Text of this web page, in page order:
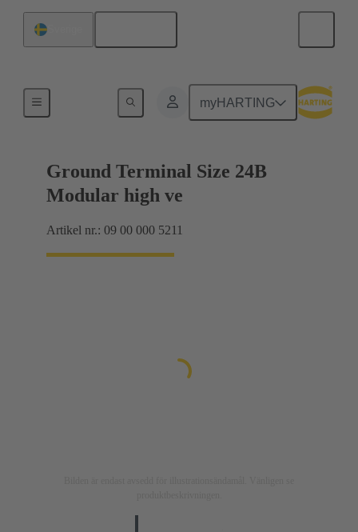
myHARTING
Ground Terminal Size 24B
Modular high ve
Artikel nr.: 09 00 000 5211